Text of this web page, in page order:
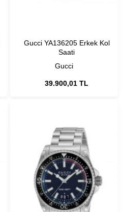
Gucci
Gucci YA136205 Erkek Kol
Saati
39.900,01 TL